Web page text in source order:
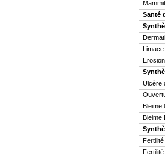
Santé
Limace
Erosion
Ulcère
Bleime
Bleime